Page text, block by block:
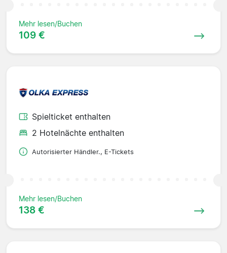
Mehr lesen/Buchen
109 €
Spielticket enthalten
2 Hotelnächte enthalten
Autorisierter Händler., E-Tickets
Mehr lesen/Buchen
138 €